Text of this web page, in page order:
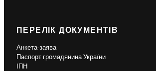
ПЕРЕЛІК ДОКУМЕНТІВ
Анкета-заява
Паспорт громадянина України
ІПН